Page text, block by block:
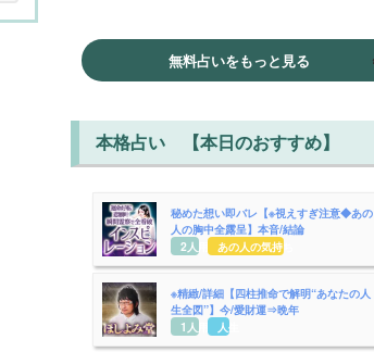
無料占いをもっと見る
本格占い 【本日のおすすめ】
秘めた想い即バレ【※視えすぎ注意◆あの
人の胸中全露呈】本音/結論
2人用 あの人の気持ち
※精緻/詳細【四柱推命で解明“あなたの人
生全図”】今/愛財運⇒晩年
1人用
人生